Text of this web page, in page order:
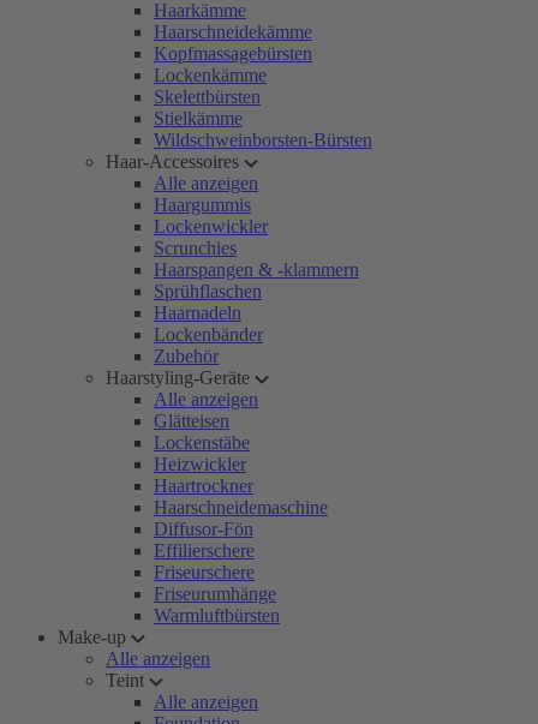
Haarkämme
Haarschneidekämme
Kopfmassagebürsten
Lockenkämme
Skelettbürsten
Stielkämme
Wildschweinborsten-Bürsten
Haar-Accessoires
Alle anzeigen
Haargummis
Lockenwickler
Scrunchies
Haarspangen & -klammern
Sprühflaschen
Haarnadeln
Lockenbänder
Zubehör
Haarstyling-Geräte
Alle anzeigen
Glätteisen
Lockenstäbe
Heizwickler
Haartrockner
Haarschneidemaschine
Diffusor-Fön
Effilierschere
Friseurschere
Friseurumhänge
Warmluftbürsten
Make-up
Alle anzeigen
Teint
Alle anzeigen